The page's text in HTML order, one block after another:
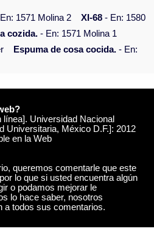
1571 Molina 2 XI-68 - En: 1580
cozida. - En: 1571 Molina 1
Espuma de cosa cocida. - En:
Universidad Nacional
Universitaria, México D.F.]: 2012
en la Web
queremos comentarle que este
lo que si usted encuentra algún
o podamos mejorar le
lo hace saber, nosotros
a todos sus comentarios.